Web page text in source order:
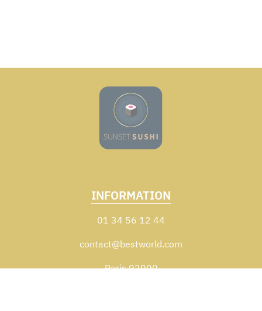
INFORMATION
01 34 56 12 44
contact@bestworld.com
Paris 92000